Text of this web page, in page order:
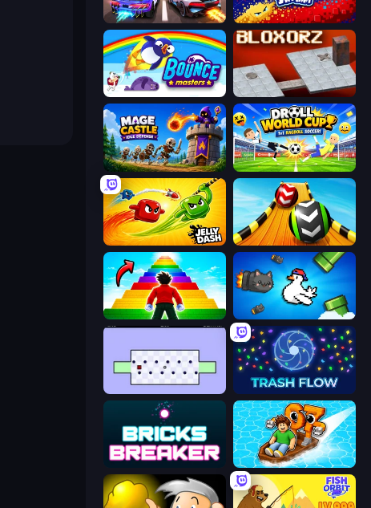
Night City Racing Liquid Swarm
Bouncemasters Bloxorz
Mage Castle Idle Defense Droll World Cup
Jelly Dash Sky Balls 3D
Obby Highest Jump Ever Honk
World's Hardest Game Trash Flow
Bricks Breaker Float for Brainrots